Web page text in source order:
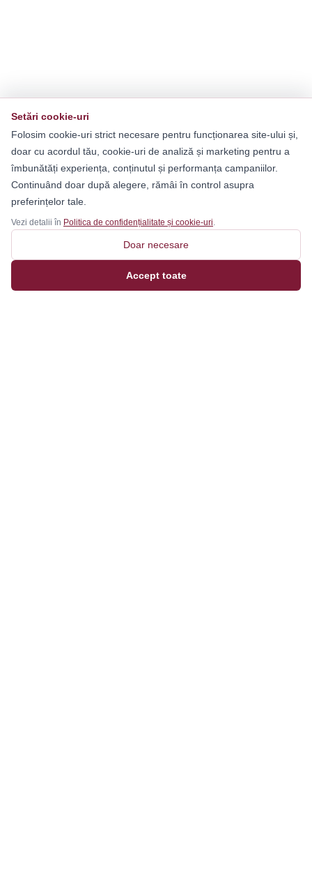
Setări cookie-uri
Folosim cookie-uri strict necesare pentru funcționarea site-ului și,
doar cu acordul tău, cookie-uri de analiză și marketing pentru a
îmbunătăți experiența, conținutul și performanța campaniilor.
Continuând doar după alegere, rămâi în control asupra
preferințelor tale.
Vezi detalii în Politica de confidențialitate și cookie-uri.
Doar necesare
Accept toate